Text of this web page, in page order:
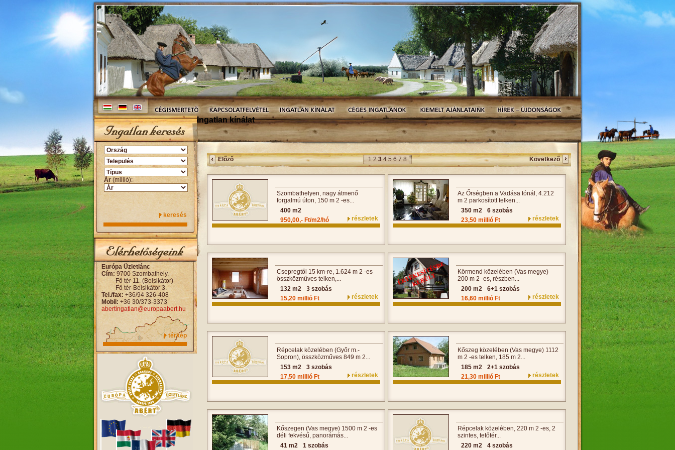
Ár (millió):
keresés
Európa Üzletlánc
Cím: 9700 Szombathely,
Fő tér 11. (Belsikátor)
Fő tér-Belsikátor 3.
Tel./fax: +36/94 326-408
Mobil: +36 30/373-3373
abertingatlan@europaabert.hu
térkép
Ingatlan kínálat
Előző 1 2 3 4 5 6 7 8 Következő
Szombathelyen, nagy átmenő
forgalmú úton, 150 m 2 -es...
400 m2
részletek
950,00,- Ft/m2/hó
Az Őrségben a Vadása tónál, 4.212
m 2 parkosított telken...
350 m2
6 szobás
részletek
23,50 millió Ft
Csepregtől 15 km-re, 1.624 m 2 -es
összközműves telken,...
132 m2
3 szobás
részletek
15,20 millió Ft
Körmend közelében (Vas megye)
200 m 2 -es, részben...
200 m2
6+1 szobás
részletek
16,60 millió Ft
Répcelak közelében (Győr m.-
Sopron), összközműves 849 m 2...
153 m2
3 szobás
részletek
17,50 millió Ft
Kőszeg közelében (Vas megye) 1112
m 2 -es telken, 185 m 2...
185 m2
2+1 szobás
részletek
21,30 millió Ft
Kőszegen (Vas megye) 1500 m 2 -es
déli fekvésű, panorámás...
41 m2
1 szobás
Répcelak közelében, 220 m 2 -es, 2
szintes, tetőtér...
220 m2
4 szobás